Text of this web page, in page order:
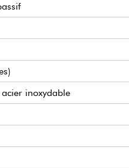
inoxydable